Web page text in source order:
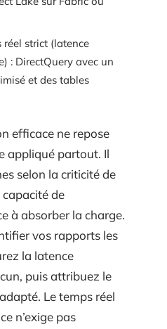
strict (latence
: DirectQuery avec un
et des tables
efficace ne repose
appliqué partout. Il
selon la criticité de
de
à absorber la charge.
vos rapports les
la latence
puis attribuez le
Le temps réel
n’exige pas